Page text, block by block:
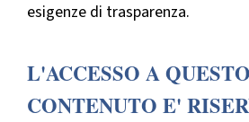
esigenze di trasparenza.
L'ACCESSO A QUESTO
CONTENUTO E'